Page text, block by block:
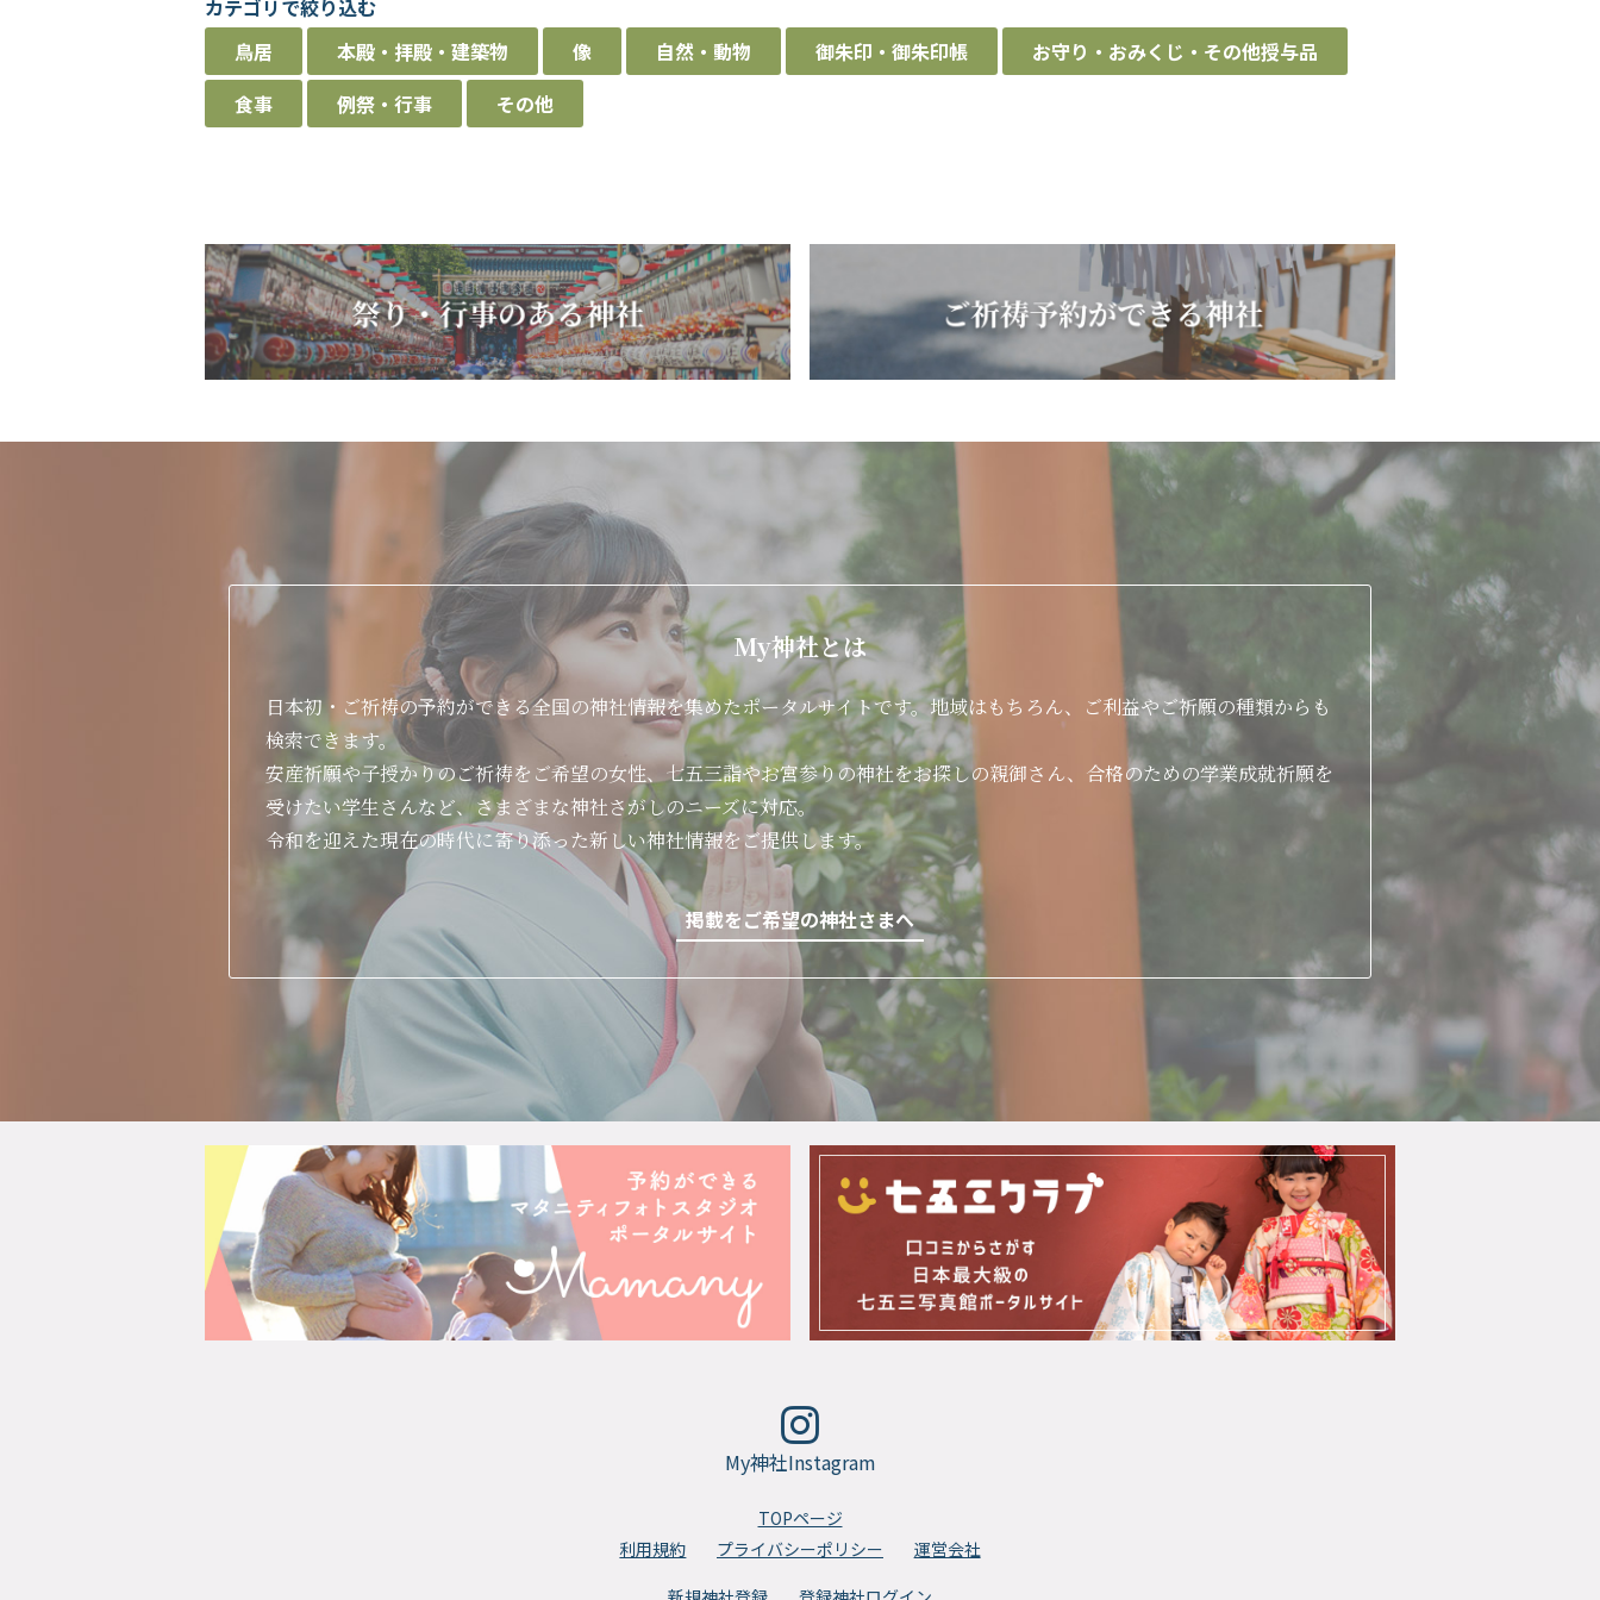
カテゴリで絞り込む
鳥居
本殿・拝殿・建築物 像 自然・動物 御朱印・御朱印帳
お守り・おみくじ・その他授与品
食事
例祭・行事 その他
My神社とは
日本初・ご祈祷の予約ができる全国の神社情報を集めたポータルサイトです。地域はもちろん、ご利益やご祈願の種類からも
検索できます。
安産祈願や子授かりのご祈祷をご希望の女性、七五三詣やお宮参りの神社をお探しの親御さん、合格のための学業成就祈願を
受けたい学生さんなど、さまざまな神社さがしのニーズに対応。
令和を迎えた現在の時代に寄り添った新しい神社情報をご提供します。
掲載をご希望の神社さまへ
My神社Instagram
TOPページ
利用規約
プライバシーポリシー
運営会社